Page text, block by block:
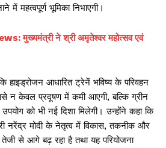
महत्वपूर्ण भूमिका निभाएगी।
मुख्यमंत्री ने श्री अमृतेश्वर महोत्सव एवं
हाइड्रोजन आधारित ट्रेनें भविष्य के परिवहन
न केवल प्रदूषण में कमी आएगी, बल्कि ग्रीन
को भी नई दिशा मिलेगी। उन्होंने कहा कि
नरेंद्र मोदी के नेतृत्व में विकास, तकनीक और
से आगे बढ़ रहा है तथा यह परियोजना